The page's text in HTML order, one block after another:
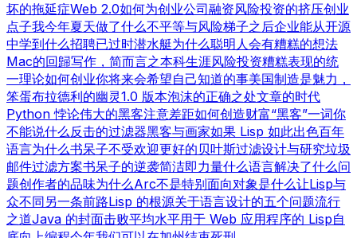
坏的拖延症Web 2.0如何为创业公司融资风险投资的挤压创业
点子我今年夏天做了什么不平等与风险梯子之后企业能从开源
中学到什么招聘已过时潜水艇为什么聪明人会有糟糕的想法
Mac的回歸写作，简而言之本科生涯风险投资糟糕表现的统
一理论如何创业你将来会希望自己知道的事美国制造是魅力，
笨蛋布拉德利的幽灵1.0 版本泡沫的正确之处文章的时代
Python 悖论伟大的黑客注意差距如何创造财富“黑客”一词你
不能说什么反击的过滤器黑客与画家如果 Lisp 如此出色百年
语言为什么书呆子不受欢迎更好的贝叶斯过滤设计与研究垃圾
邮件过滤方案书呆子的逆袭简洁即力量什么语言解决了什么问
题创作者的品味为什么Arc不是特别面向对象是什么让Lisp与
众不同另一条前路Lisp 的根源关于语言设计的五个问题流行
之道Java 的封面击败平均水平用于 Web 应用程序的 Lisp自